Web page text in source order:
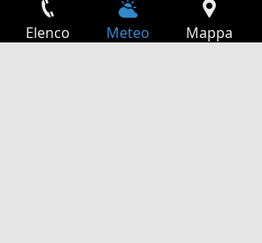
Elenco Meteo Mappa